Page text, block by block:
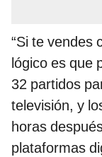
“Si te vendes
lógico es que
32 partidos
televisión, y
horas
plataformas